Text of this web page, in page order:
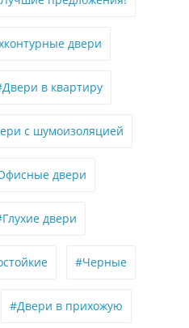
двери
в квартиру
с шумоизоляцией
двери
двери
#Черные
#Двери в прихожую